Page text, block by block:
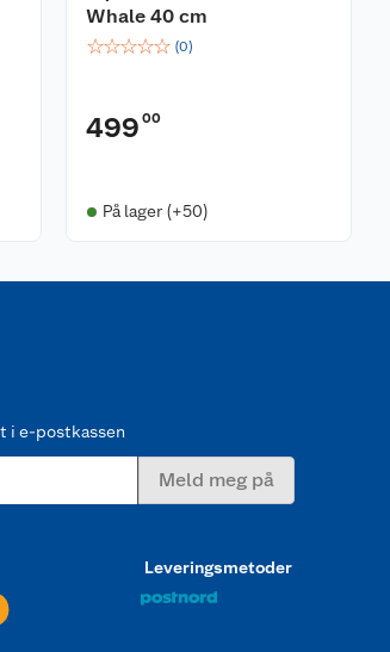
Whale 40 cm
☆☆☆☆☆ (0)
499 00
På lager (+50)
i e-postkassen
Meld meg på
Leveringsmetoder